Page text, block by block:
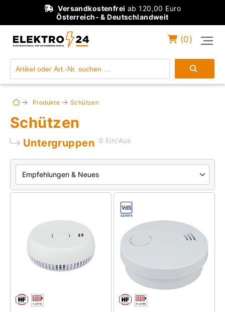
Versandkostenfrei ab 120,00 Euro
Österreich- & Deutschlandweit
Einloggen
(0)
Produkte Schützen
Schützen
Untergruppen Ein/Aus